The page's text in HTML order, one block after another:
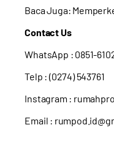
Baca Juga:
Contact Us
WhatsApp : 0851-
Telp : (0274) 543761
Instagram :
Email :